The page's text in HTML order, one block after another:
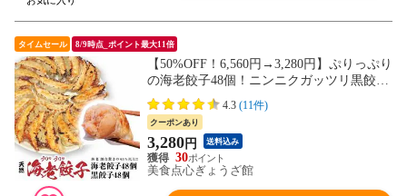
タイムセール 8/9時点_ポイント最大11倍
【50%OFF！6,560円→3,280円】ぷりっぷり
の海老餃子48個！ニンニクガッツリ黒餃子
48個！ウマい餃子、大阪のぎょうざ館！
4.3 (11件)
クーポンあり
3,280円 送料込み
30
美食点心ぎょうざ館